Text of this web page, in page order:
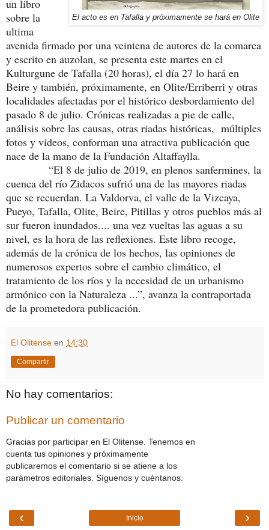
El acto es en Tafalla y próximamente se hará en Olite
un libro
sobre la
ultima
avenida firmado por una veintena de autores de la comarca
y escrito en auzolan, se presenta este martes en el
Kulturgune de Tafalla (20 horas), el día 27 lo hará en
Beire y también, próximamente, en Olite/Erriberri y otras
localidades afectadas por el histórico desbordamiento del
pasado 8 de julio. Crónicas realizadas a pie de calle,
análisis sobre las causas, otras riadas históricas, múltiples
fotos y videos, conforman una atractiva publicación que
nace de la mano de la Fundación Altaffaylla.
“El 8 de julio de 2019, en plenos sanfermines, la
cuenca del río Zidacos sufrió una de las mayores riadas
que se recuerdan. La Valdorva, el valle de la Vizcaya,
Pueyo, Tafalla, Olite, Beire, Pitillas y otros pueblos más al
sur fueron inundados.... una vez vueltas las aguas a su
nivel, es la hora de las reflexiones. Este libro recoge,
además de la crónica de los hechos, las opiniones de
numerosos expertos sobre el cambio climático, el
tratamiento de los ríos y la necesidad de un urbanismo
armónico con la Naturaleza ...”, avanza la contraportada
de la prometedora publicación.
El Olitense en 14:30
Compartir
No hay comentarios:
Publicar un comentario
Gracias por participar en El Olitense. Tenemos en
cuenta tus opiniones y próximamente
publicaremos el comentario si se atiene a los
parámetros editoriales. Síguenos y cuéntanos.
‹ ›
Inicio